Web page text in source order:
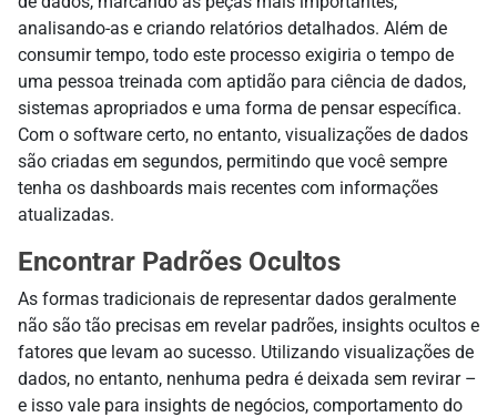
analisando-as e criando relatórios detalhados. Além de
consumir tempo, todo este processo exigiria o tempo de
uma pessoa treinada com aptidão para ciência de dados,
sistemas apropriados e uma forma de pensar específica.
Com o software certo, no entanto, visualizações de dados
são criadas em segundos, permitindo que você sempre
tenha os dashboards mais recentes com informações
atualizadas.
Encontrar Padrões Ocultos
As formas tradicionais de representar dados geralmente
não são tão precisas em revelar padrões, insights ocultos e
fatores que levam ao sucesso. Utilizando visualizações de
dados, no entanto, nenhuma pedra é deixada sem revirar –
e isso vale para insights de negócios, comportamento do